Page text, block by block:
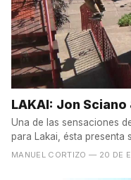
LAKAI: Jon
Una de las sensaciones
para Lakai, ésta presenta
MANUEL CORTIZO — 20 DE